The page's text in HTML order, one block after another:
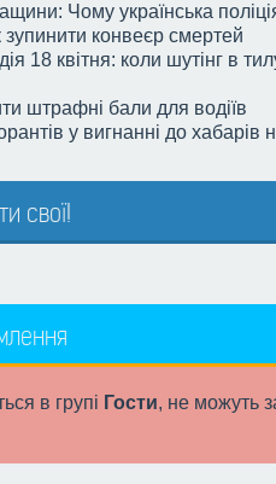
Чому українська
зупинити конвеєр смертей
18 квітня: коли шутінг в
штрафні бали для водіїв
у вигнанні до хабарів
свої!
в групі Гости, не можуть